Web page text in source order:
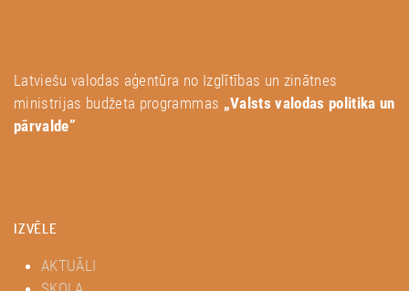
Latviešu valodas aģentūra no Izglītības un zinātnes
ministrijas budžeta programmas „Valsts valodas politika un
pārvalde”
IZVĒLE
AKTUĀLI